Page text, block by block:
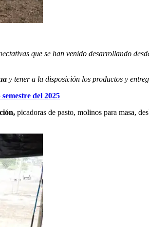
que se han venido desarrollando
y tener a la disposición los productos y
del 2025
picadoras de pasto, molinos para masa,